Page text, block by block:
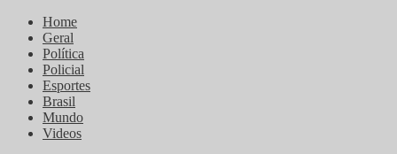
Home
Geral
Política
Policial
Esportes
Brasil
Mundo
Videos